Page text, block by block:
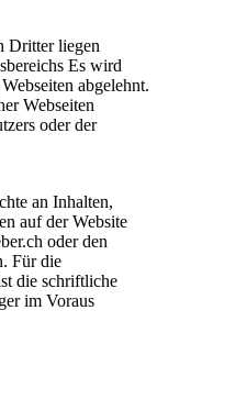
Dritter liegen
Es wird
abgelehnt.
Webseiten
oder der
an Inhalten,
auf der Website
oder den
Für die
die schriftliche
im Voraus